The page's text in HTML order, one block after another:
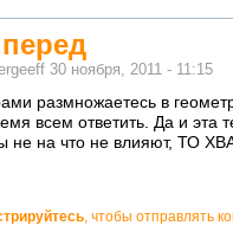
30 ноября, 2011 - 11:15
размножаетесь в
всем ответить. Да и
не на что не влияют,
, чтобы отправлять